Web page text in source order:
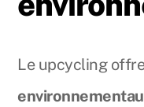
Le upcycling